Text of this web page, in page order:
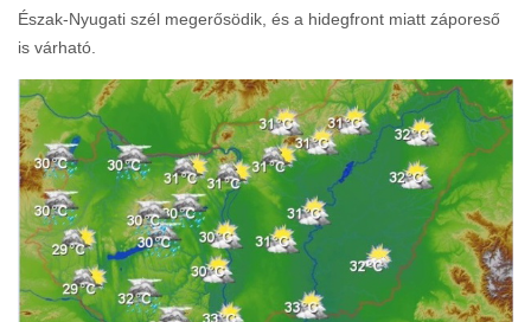
Észak-Nyugati szél megerősödik, és a hidegfront miatt záporeső
is várható.